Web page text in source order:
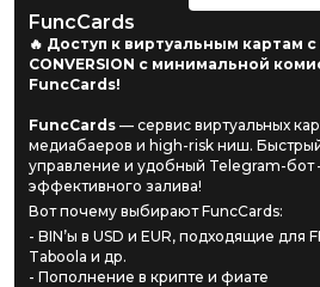
FuncCards
🔥 Доступ к виртуальным картам
CONVERSION с минимальной
FuncCards!
FuncCards — сервис виртуальных
медиабаеров и high-risk ниш.
управление и удобный Telegram-бот
эффективного залива!
Вот почему выбирают FuncCards:
- BIN’ы в USD и EUR, подходящие для
Taboola и др.
- Пополнение в крипте и фиате